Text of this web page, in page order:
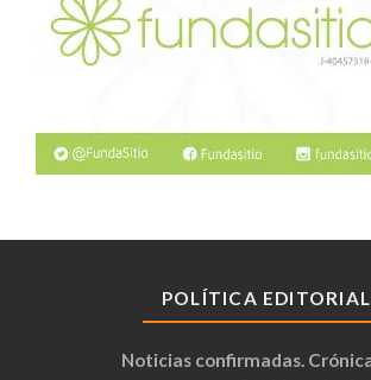
POLÍTICA EDITORIAL
Noticias confirmadas.